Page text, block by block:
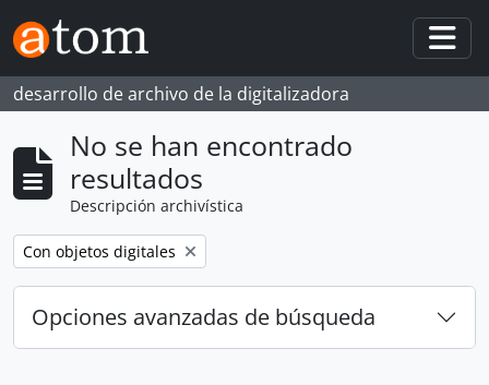
Skip to main content
desarrollo de archivo de la digitalizadora
No se han encontrado
resultados
Descripción archivística
Remove filter:
Con objetos digitales
Opciones avanzadas de búsqueda